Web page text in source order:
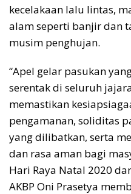
kecelakaan lalu lintas,
alam seperti banjir dan
musim penghujan.
“Apel gelar pasukan
serentak di seluruh
memastikan
pengamanan, soliditas
yang dilibatkan, serta
dan rasa aman bagi
Hari Raya Natal 2020
AKBP Oni Prasetya